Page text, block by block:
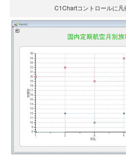
C1Chartコントロールに凡